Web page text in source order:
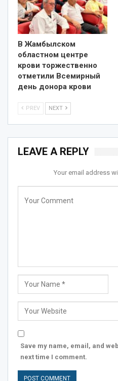
В Жамбылском
областном центре
крови торжественно
отметили Всемирный
день донора крови
PREV NEXT
LEAVE A REPLY
Your email address
Save my name, email, and
next time I comment.